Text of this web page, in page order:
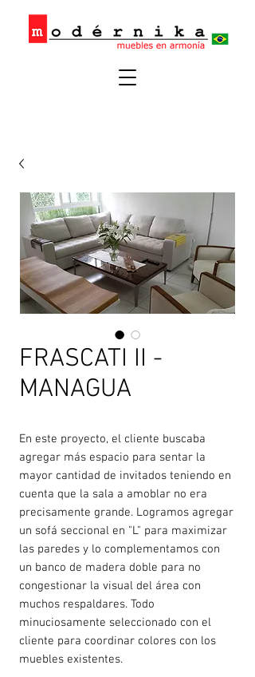
FRASCATI II -
MANAGUA
En este proyecto, el cliente buscaba
agregar más espacio para sentar la
mayor cantidad de invitados teniendo en
cuenta que la sala a amoblar no era
precisamente grande. Logramos agregar
un sofá seccional en "L" para maximizar
las paredes y lo complementamos con
un banco de madera doble para no
congestionar la visual del área con
muchos respaldares. Todo
minuciosamente seleccionado con el
cliente para coordinar colores con los
muebles existentes.